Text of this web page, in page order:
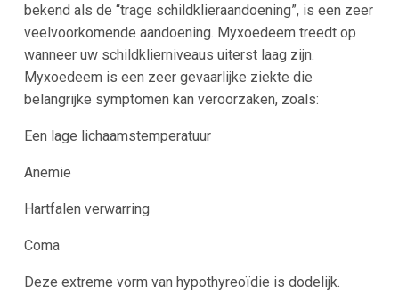
bekend als de “trage schildklieraandoening”, is een zeer
veelvoorkomende aandoening. Myxoedeem treedt op
wanneer uw schildklierniveaus uiterst laag zijn.
Myxoedeem is een zeer gevaarlijke ziekte die
belangrijke symptomen kan veroorzaken, zoals:
Een lage lichaamstemperatuur
Anemie
Hartfalen verwarring
Coma
Deze extreme vorm van hypothyreoïdie is dodelijk.